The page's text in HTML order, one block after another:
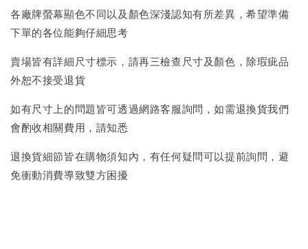
各廠牌螢幕顯色不同以及顏色深淺認知有所差異，希望準備
下單的各位能夠仔細思考
賣場皆有詳細尺寸標示，請再三檢查尺寸及顏色，除瑕疵品
外恕不接受退貨
如有尺寸上的問題皆可透過網路客服詢問，如需退換貨我們
會酌收相關費用，請知悉
退換貨細節皆在購物須知內，有任何疑問可以提前詢問，避
免衝動消費導致雙方困擾